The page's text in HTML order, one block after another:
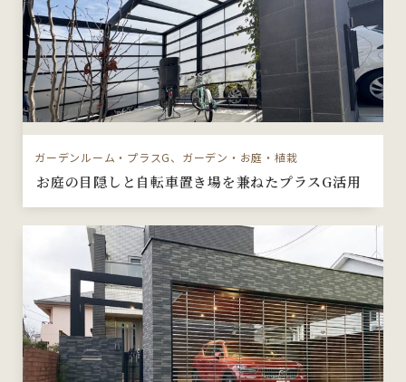
ガーデンルーム・プラスG、ガーデン・お庭・植栽
お庭の目隠しと自転車置き場を兼ねたプラスG活用